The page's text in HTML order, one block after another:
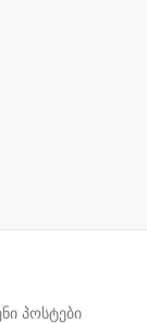
პოსტები